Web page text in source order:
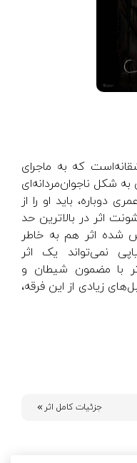
که به ماجرای
شکل ناجوان‌مردانه‌ای
دوباره، باید او را از
اثر در بالاترین حد
شده اثر هم به خاطر
نمی‌تواند یک اثر
با مضمون شیطان و
زیادی از این فرقه،
جزئیات کامل اثر